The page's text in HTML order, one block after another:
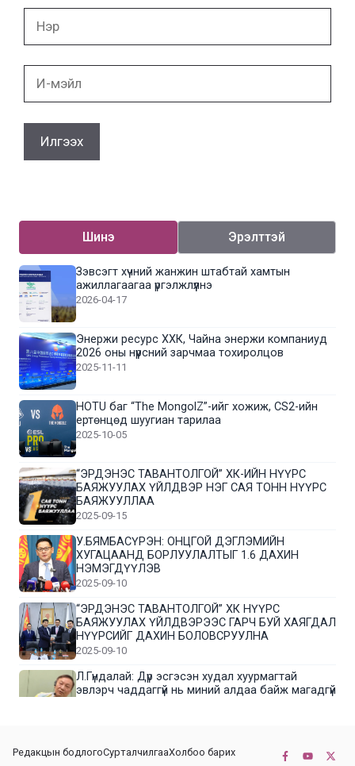
Шинэ Эрэлттэй
Зэвсэгт хүчний жанжин штабтай хамтын
ажиллагаагаа үргэлжлүүлнэ
2026-04-17
Энержи ресурс ХХК, Чайна энержи компаниуд
2026 оны нүүрсний зарчмаа тохиролцов
2025-11-11
HOTU баг “The MongolZ”-ийг хожиж, CS2-ийн
ертөнцөд шуугиан тарилаа
2025-10-05
“ЭРДЭНЭС ТАВАНТОЛГОЙ” ХК-ИЙН НҮҮРС
БАЯЖУУЛАХ ҮЙЛДВЭР НЭГ САЯ ТОНН НҮҮРС
БАЯЖУУЛЛАА
2025-09-15
У.БЯМБАСҮРЭН: ОНЦГОЙ ДЭГЛЭМИЙН
ХУГАЦААНД БОРЛУУЛАЛТЫГ 1.6 ДАХИН
НЭМЭГДҮҮЛЭВ
2025-09-10
“ЭРДЭНЭС ТАВАНТОЛГОЙ” ХК НҮҮРС
БАЯЖУУЛАХ ҮЙЛДВЭРЭЭС ГАРЧ БУЙ ХАЯГДАЛ
НҮҮРСИЙГ ДАХИН БОЛОВСРУУЛНА
2025-09-10
Л.Гүндалай: Дүр эсгэсэн худал хуурмагтай
эвлэрч чаддаггүй нь миний алдаа байж магадгүй
БАГИЙН ИРГЭДИЙН ТӨЛӨӨЛӨЛ НҮҮРС
Редакцын бодлогоСурталчилгааХолбоо барих